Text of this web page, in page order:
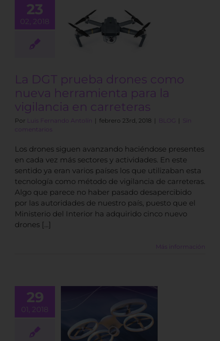
23
02, 2018
prueba
como
nueva
para
La DGT prueba drones como
nueva herramienta para la
vigilancia en carreteras
Por Luis Fernando Antolín | febrero 23rd, 2018 | BLOG | Sin
comentarios
Los drones siguen avanzando haciéndose presentes
en cada vez más sectores y actividades. En este
sentido ya eran varios países los que utilizaban esta
tecnología como método de vigilancia de carreteras.
Algo que parece no haber pasado desapercibido
por las autoridades de nuestro país, puesto que el
Ministerio del Interior ha adquirido cinco nuevo
drones [...]
Más información
29
01, 2018
2018